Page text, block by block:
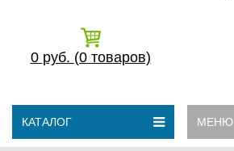
0 руб. (0 товаров)
КАТАЛОГ МЕНЮ